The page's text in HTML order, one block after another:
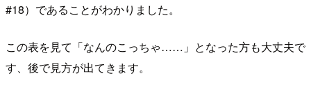
#18）であることがわかりました。
この表を見て「なんのこっちゃ……」となった方も大丈夫で
す、後で見方が出てきます。